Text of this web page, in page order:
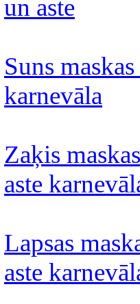
un aste
Suns
karnevāla
Zaķis
aste
Lapsas
aste